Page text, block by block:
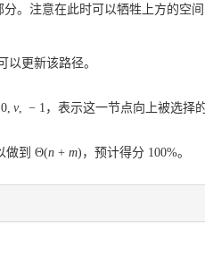
。注意在此时可以牺牲上方的空
更新该路径。
0 v, − 1 ，表示这一节点向上被选择
做到Θ(n + m) ，预计得分 100%。